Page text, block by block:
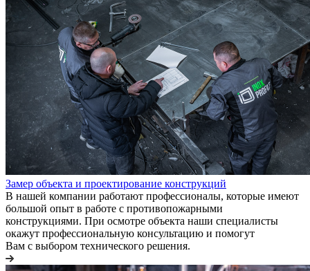
Замер объекта и проектирование конструкций
В нашей компании работают профессионалы, которые имеют
большой опыт в работе с противопожарными
конструкциями. При осмотре объекта наши специалисты
окажут профессиональную консультацию и помогут
Вам с выбором технического решения.